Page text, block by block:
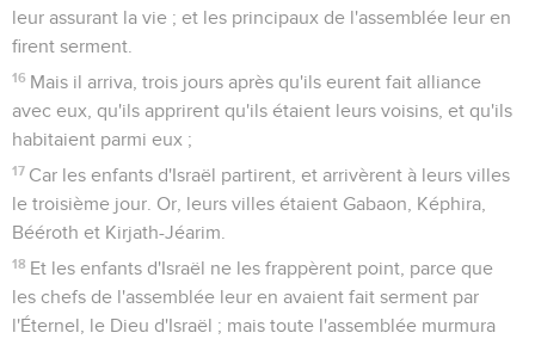
leur assurant la vie ; et les principaux de l'assemblée leur en
firent serment.
16 Mais il arriva, trois jours après qu'ils eurent fait alliance
avec eux, qu'ils apprirent qu'ils étaient leurs voisins, et qu'ils
habitaient parmi eux ;
17 Car les enfants d'Israël partirent, et arrivèrent à leurs villes
le troisième jour. Or, leurs villes étaient Gabaon, Képhira,
Bééroth et Kirjath-Jéarim.
18 Et les enfants d'Israël ne les frappèrent point, parce que
les chefs de l'assemblée leur en avaient fait serment par
l'Éternel, le Dieu d'Israël ; mais toute l'assemblée murmura